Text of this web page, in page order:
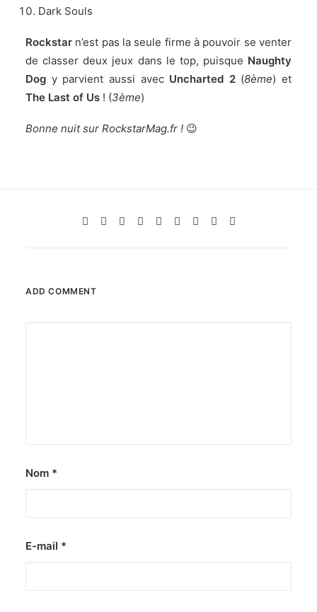
Dark Souls
Rockstar n’est pas la seule firme à pouvoir se venter
de classer deux jeux dans le top, puisque Naughty
Dog y parvient aussi avec Uncharted 2(8ème) et
The Last of Us ! (3ème)
Bonne nuit sur RockstarMag.fr ! 😉
ADD COMMENT
Nom *
E-mail *